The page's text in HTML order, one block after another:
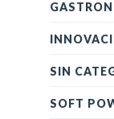
SIN
SOFT